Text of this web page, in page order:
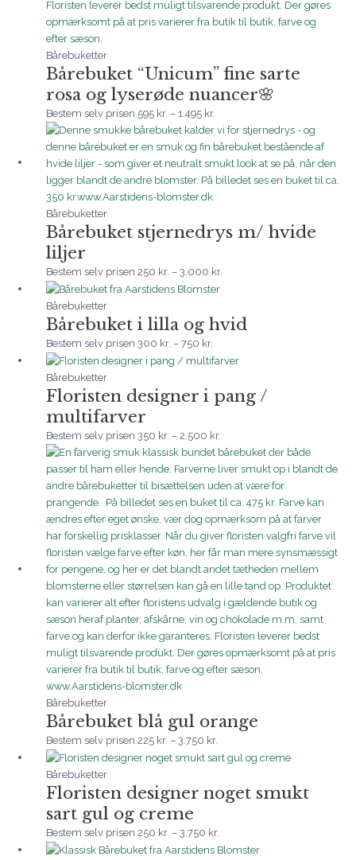
Bårebuketter
Bårebuket “Unicum” fine sarte
rosa og lyserøde nuancer🌸
Bestem selv prisen 595 kr. – 1.495 kr.
Bårebuketter
Bårebuket stjernedrys m/ hvide
liljer
Bestem selv prisen 250 kr. – 3.000 kr.
Prisinterval:
250 kr.
til
3.000 kr.
Bårebuketter
Bårebuket i lilla og hvid
Bestem selv prisen300 kr. – 750 kr.
Prisinterval:
til
Bårebuketter
Floristen designer i pang /
multifarver
Bestem selv prisen350 kr. – 2.500 kr.
Prisinterval:
til
2.500 kr.
Bårebuketter
Bårebuket blå gul orange
Bestem selv prisen 225 kr. – 3.750 kr.
Prisinterval:
225 kr.
til
3.750 kr.
Bårebuketter
Floristen designer noget smukt
sart gul og creme
Bestem selv prisen250 kr. – 3.750 kr.
Prisinterval:
til
3.750 kr.
Prisinterval: